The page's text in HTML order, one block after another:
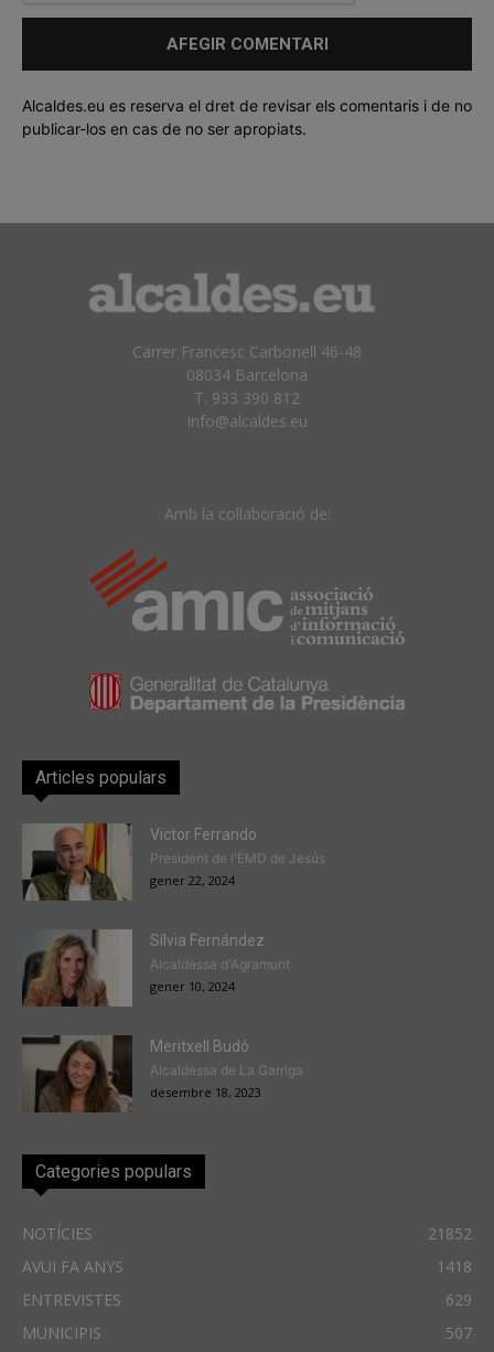
Alcaldes.eu es reserva el dret de revisar els comentaris i de no
publicar-los en cas de no ser apropiats.
Carrer Francesc Carbonell 46-48
08034 Barcelona
T. 933 390 812
info@alcaldes.eu
Amb la col·laboració de:
Articles populars
Victor Ferrando
President de l'EMD de Jesús
gener 22, 2024
Sílvia Fernández
Alcaldessa d'Agramunt
gener 10, 2024
Meritxell Budó
Alcaldessa de La Garriga
desembre 18, 2023
Categories populars
NOTÍCIES
21852
AVUI FA ANYS
1418
ENTREVISTES
629
MUNICIPIS
507